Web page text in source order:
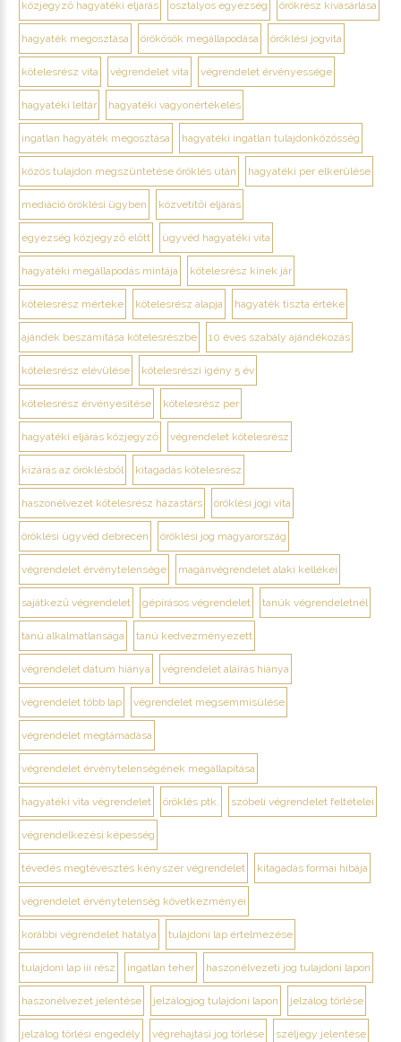
közjegyző hagyatéki eljárás osztályos egyezség örökrész kivásárlása
hagyaték megosztása örökösök megállapodása öröklési jogvita
kötelesrész vita végrendelet vita végrendelet érvényessége
hagyatéki leltár hagyatéki vagyonértékelés
ingatlan hagyaték megosztása hagyatéki ingatlan tulajdonközösség
közös tulajdon megszüntetése öröklés után hagyatéki per elkerülése
mediáció öröklési ügyben közvetítői eljárás
egyezség közjegyző előtt ügyvéd hagyatéki vita
hagyatéki megállapodás mintája kötelesrész kinek jár
kötelesrész mértéke kötelesrész alapja hagyaték tiszta értéke
ajándék beszámítása kötelesrészbe 10 éves szabály ajándékozás
kötelesrész elévülése kötelesrészi igény 5 év
kötelesrész érvényesítése kötelesrész per
hagyatéki eljárás közjegyző végrendelet kötelesrész
kizárás az öröklésből kitagadás kötelesrész
haszonélvezet kötelesrész házastárs öröklési jogi vita
öröklési ügyvéd debrecen öröklési jog magyarország
végrendelet érvénytelensége magánvégrendelet alaki kellékei
sajátkezű végrendelet gépírásos végrendelet tanúk végrendeletnél
tanú alkalmatlansága tanú kedvezményezett
végrendelet dátum hiánya végrendelet aláírás hiánya
végrendelet több lap végrendelet megsemmisülése
végrendelet megtámadása
végrendelet érvénytelenségének megállapítása
hagyatéki vita végrendelet öröklés ptk. szóbeli végrendelet feltételei
végrendelkezési képesség
tévedés megtévesztés kényszer végrendelet kitagadás formai hibája
végrendelet érvénytelenség következményei
korábbi végrendelet hatálya tulajdoni lap értelmezése
tulajdoni lap iii rész ingatlan teher haszonélvezeti jog tulajdoni lapon
haszonélvezet jelentése jelzálogjog tulajdoni lapon jelzálog törlése
jelzálog törlési engedély végrehajtási jog törlése széljegy jelentése